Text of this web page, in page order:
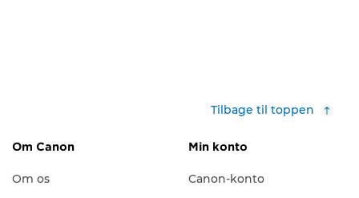
Tilbage til toppen
Om Canon
Om os
Min konto
Canon-konto